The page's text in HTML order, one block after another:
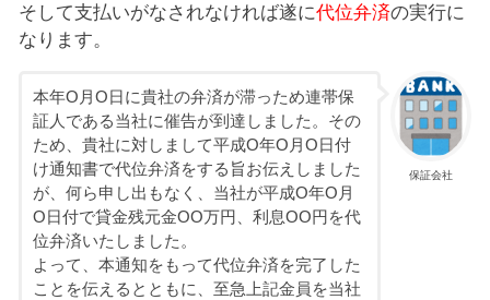
そして支払いがなされなければ遂に代位弁済の実行に
なります。
保証会社
本年Ο月Ο日に貴社の弁済が滞っため連帯保
証人である当社に催告が到達しました。その
ため、貴社に対しまして平成Ο年Ο月Ο日付
け通知書で代位弁済をする旨お伝えしました
が、何ら申し出もなく、当社が平成Ο年Ο月
Ο日付で貸金残元金ΟΟ万円、利息ΟΟ円を代
位弁済いたしました。
よって、本通知をもって代位弁済を完了した
ことを伝えるとともに、至急上記金員を当社